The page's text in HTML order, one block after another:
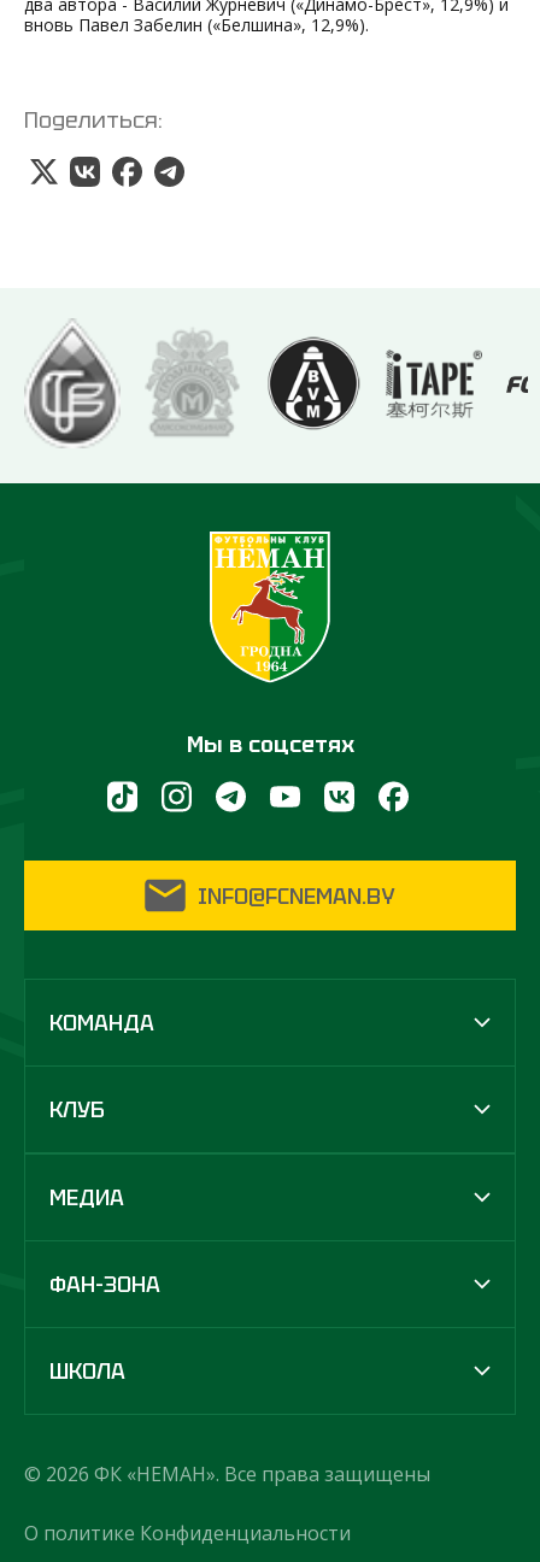
вновь Павел Забелин («Белшина», 12,9%).
Поделиться:
Мы в соцсетях
INFO@FCNEMAN.BY
КОМАНДА
КЛУБ
МЕДИА
ФАН-ЗОНА
ШКОЛА
© 2026 ФК «НЕМАН». Все права защищены
О политике Конфиденциальности